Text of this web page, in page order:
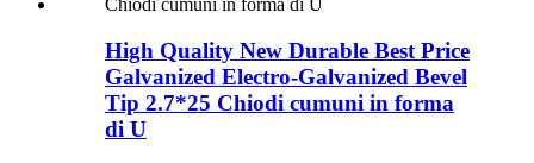
High Quality New Durable Best Price
Galvanized Electro-Galvanized Bevel
Tip 2.7*25 Chiodi cumuni in forma
di U